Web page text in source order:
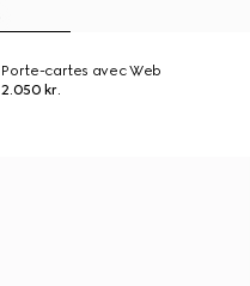
Porte-cartes avec Web
2.050 kr.